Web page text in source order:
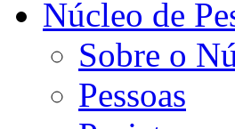
Núcleo de
Sobre o
Pessoas